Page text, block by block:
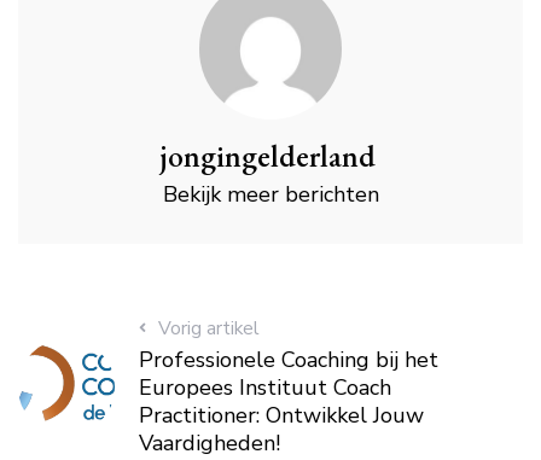
jongingelderland
Bekijk meer berichten
Vorig artikel
Professionele Coaching bij het
Europees Instituut Coach
Practitioner: Ontwikkel Jouw
Vaardigheden!